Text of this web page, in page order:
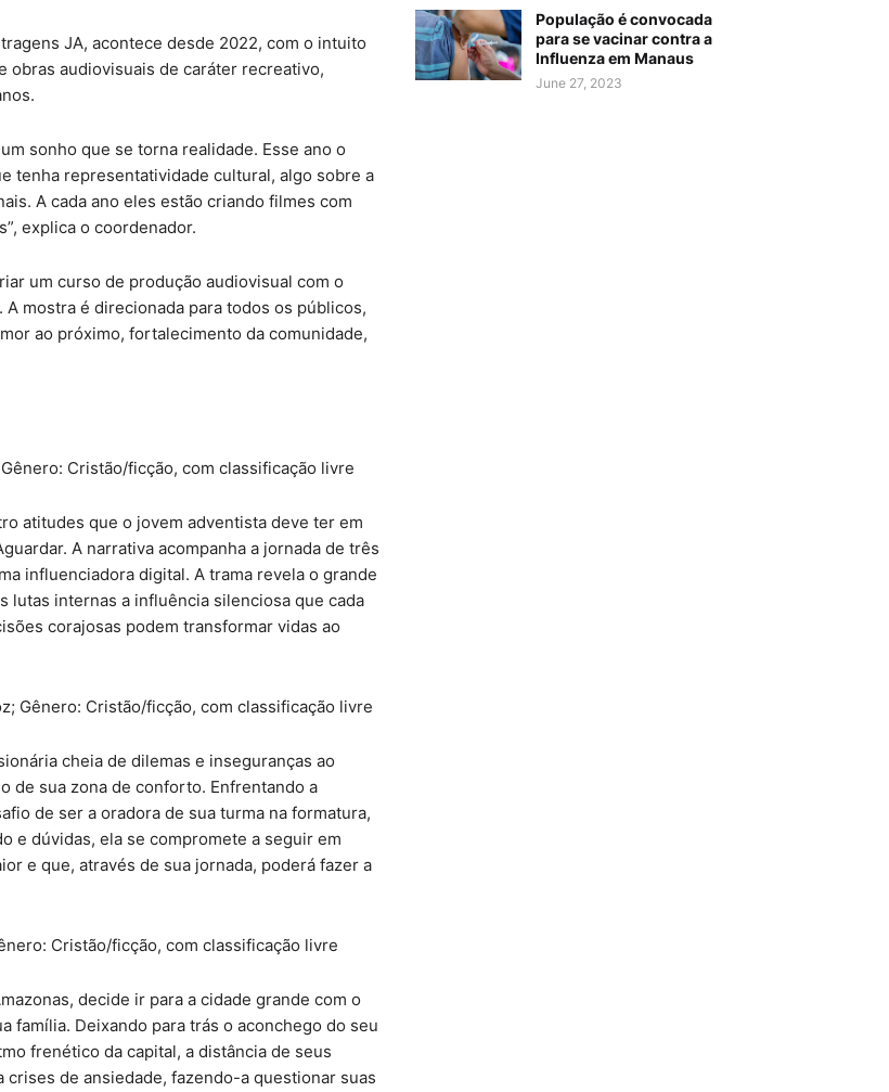
JA, acontece desde 2022, com o intuito
obras audiovisuais de caráter recreativo,
sonho que se torna realidade. Esse ano o
tenha representatividade cultural, algo sobre a
A cada ano eles estão criando filmes com
explica o coordenador.
um curso de produção audiovisual com o
mostra é direcionada para todos os públicos,
ao próximo, fortalecimento da comunidade,
Cristão/ficção, com classificação livre
atitudes que o jovem adventista deve ter em
A narrativa acompanha a jornada de três
influenciadora digital. A trama revela o grande
lutas internas a influência silenciosa que cada
corajosas podem transformar vidas ao
Gênero: Cristão/ficção, com classificação livre
cheia de dilemas e inseguranças ao
de sua zona de conforto. Enfrentando a
de ser a oradora de sua turma na formatura,
e dúvidas, ela se compromete a seguir em
e que, através de sua jornada, poderá fazer a
Cristão/ficção, com classificação livre
decide ir para a cidade grande com o
família. Deixando para trás o aconchego do seu
frenético da capital, a distância de seus
de ansiedade, fazendo-a questionar suas
População é convocada
para se vacinar contra a
Influenza em Manaus
June 27, 2023